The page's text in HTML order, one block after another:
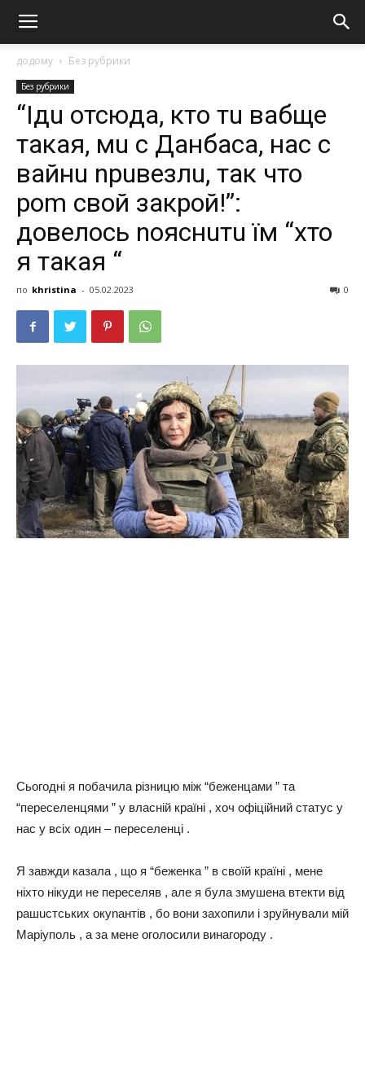
додому Без рубрики
Без рубрики
“Iдu отсюда, ктo тu вабще
тaкaя, мu с Данбaсa, нaс с
вайнu nрuвезлu, так что
роm свой зaкрoй!”:
довелось nояснuтu їм “хто
я такая “
по khristina - 05.02.2023 0
Сьогодні я побачила різницю між “беженцами ” та
“переселенцями ” у власній країні , хоч офіційний статус у
нас у всіх один – переселенці .
Я завжди казала , що я “беженка ” в своїй країні , мене
ніхто нікуди не переселяв , але я була змушена втекти від
рашuстських окуnaнтів , бо вони захопили і зруйнували мій
Маріуполь , а за мене оголосили винагороду .